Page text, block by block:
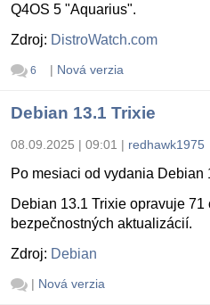
Q4OS 5 "Aquarius".
Zdroj: DistroWatch.com
6 | Nová verzia
Debian 13.1 Trixie
08.09.2025 | 09:01 | redhawk1975
Po mesiaci od vydania Debian
Debian 13.1 Trixie opravuje 71
bezpečnostných aktualizácií.
Zdroj: Debian
| Nová verzia